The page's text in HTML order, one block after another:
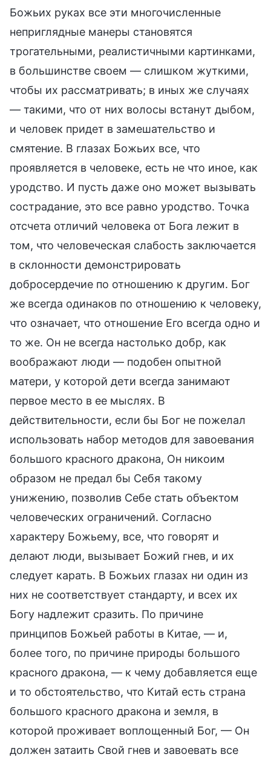
Божьих руках все эти многочисленные
неприглядные манеры становятся
трогательными, реалистичными картинками,
в большинстве своем — слишком жуткими,
чтобы их рассматривать; в иных же случаях
— такими, что от них волосы встанут дыбом,
и человек придет в замешательство и
смятение. В глазах Божьих все, что
проявляется в человеке, есть не что иное, как
уродство. И пусть даже оно может вызывать
сострадание, это все равно уродство. Точка
отсчета отличий человека от Бога лежит в
том, что человеческая слабость заключается
в склонности демонстрировать
добросердечие по отношению к другим. Бог
же всегда одинаков по отношению к человеку,
что означает, что отношение Его всегда одно и
то же. Он не всегда настолько добр, как
воображают люди — подобен опытной
матери, у которой дети всегда занимают
первое место в ее мыслях. В
действительности, если бы Бог не пожелал
использовать набор методов для завоевания
большого красного дракона, Он никоим
образом не предал бы Себя такому
унижению, позволив Себе стать объектом
человеческих ограничений. Согласно
характеру Божьему, все, что говорят и
делают люди, вызывает Божий гнев, и их
следует карать. В Божьих глазах ни один из
них не соответствует стандарту, и всех их
Богу надлежит сразить. По причине
принципов Божьей работы в Китае, — и,
более того, по причине природы большого
красного дракона, — к чему добавляется еще
и то обстоятельство, что Китай есть страна
большого красного дракона и земля, в
которой проживает воплощенный Бог, — Он
должен затаить Свой гнев и завоевать все